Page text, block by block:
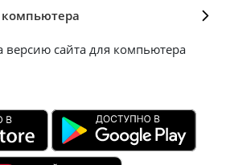
компьютера
версию сайта для компьютера